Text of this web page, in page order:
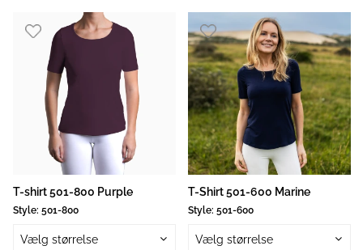
T-shirt 501-800 Purple
Style: 501-800
Vælg størrelse
T-Shirt 501-600 Marine
Style: 501-600
Vælg størrelse